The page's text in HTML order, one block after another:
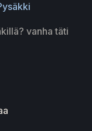
vanha täti